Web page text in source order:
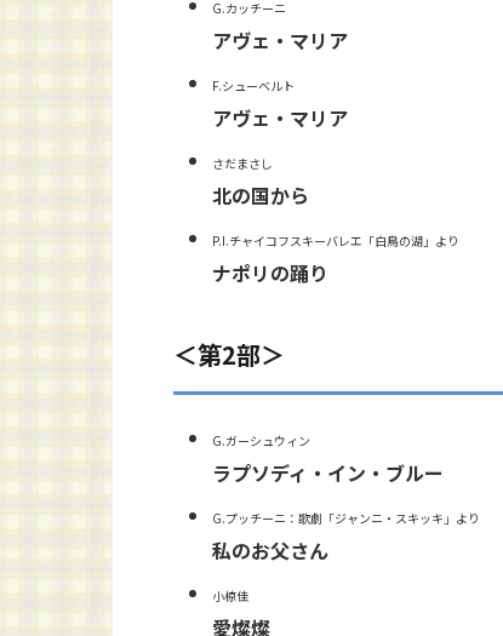
G.カッチーニ
アヴェ・マリア
F.シューベルト
アヴェ・マリア
さだまさし
北の国から
P.I.チャイコフスキーバレエ「白鳥の湖」より
ナポリの踊り
＜第2部＞
G.ガーシュウィン
ラプソディ・イン・ブルー
G.プッチーニ：歌劇「ジャンニ・スキッキ」より
私のお父さん
小椋佳
愛燦燦